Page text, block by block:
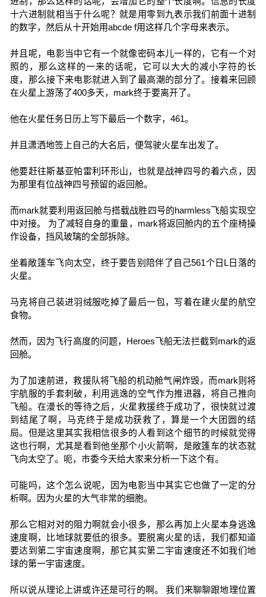
十六进制就相当于什么呢？就是用零到九表示我们前面十进制
的数字，然后从十开始用abcde f用这样几个字母来表示。
并且呢，电影当中它有一个就像密码本儿一样的，它有一个对
照的，那么这样的一来的话呢，它可以大大的减小字符的长
度，那么接下来电影就进入到了最高潮的部分了。接着来回顾
在火星上游荡了400多天，mark终于要离开了。
他在火星任务日历上写下最后一个数字，461。
并且潇洒地签上自己的大名后，便驾驶火星车出发了。
他要赶往斯基亚帕雷利环形山，也就是战神四号的着六点，因
为那里有位战神四号预留的返回舱。
而mark就要利用返回舱与搭载战胜四号的harmless飞船实现空
中对接。 为了减轻自身的重量，mark将返回舱内的五个座椅操
作设备，挡风玻璃的全部拆除。
坐着敞篷车飞向太空，终于要告别陪伴了自己561个日L日落的
火星。
马克将自己装进羽绒服吃掉了最后一包，写着在建火星的航空
食物。
然而，因为飞行高度的问题，Heroes飞船无法拦截到mark的返
回舱。
为了加速前进，救援队将飞船的机动舱气闸炸毁，而mark则将
宇航服的手套刺破，利用逃逸的空气作为推进器，将自己推向
飞船。在漫长的等待之后，火星救援终于成功了，很快就过渡
到结尾了啊，马克终于是成功获救了，算是一个大团圆的结
局。但是这里其实我相信很多的人看到这个细节的时候就觉得
这也行啊，尤其是看到他坐那个小火箭啊，是敞篷车的状态就
飞向太空了。呃，市委今天给大家来分析一下这个有。
可能吗，这个怎么说呢，因为电影当中其实它也做了一定的分
析啊。因为火星的大气非常的细胞。
那么它相对对的阻力啊就会小很多，那么再加上火星本身逃逸
速度啊，比地球就要低的很多。要脱离火星的话，我们都知道
要达到第二宇宙速度啊，那它其实第二宇宙速度还不如我们地
球的第一宇宙速度。
所以说从理论上讲或许还是可行的啊。 我们来聊聊跟地理位置